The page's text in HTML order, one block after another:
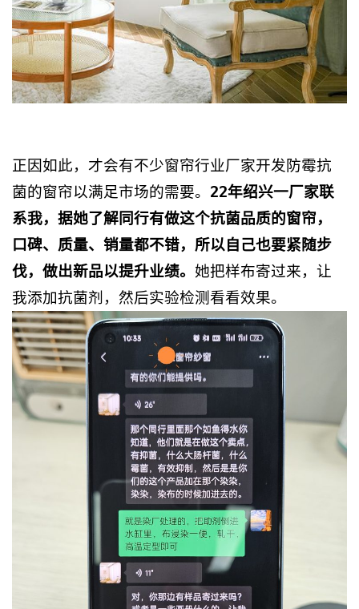
正因如此，才会有不少窗帘行业厂家开发防霉抗
菌的窗帘以满足市场的需要。 22年绍兴一厂家联
系我，据她了解同行有做这个抗菌品质的窗帘，
口碑、质量、销量都不错，所以自己也要紧随步
伐，做出新品以提升业绩。 她把样布寄过来，让
我添加抗菌剂，然后实验检测看看效果。